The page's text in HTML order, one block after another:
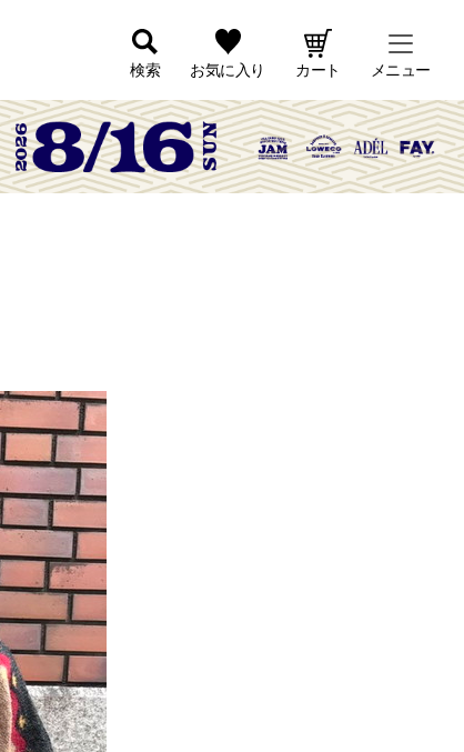
検索 お気に入り カート メニュー